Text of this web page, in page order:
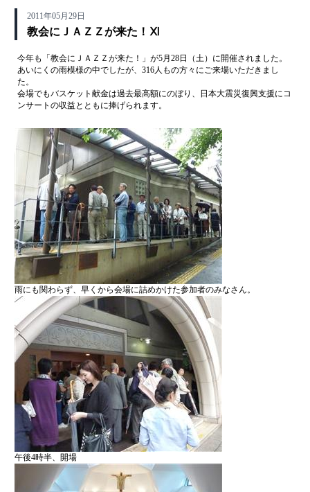
2011年05月29日
教会にＪＡＺＺが来た！Ⅺ
今年も「教会にＪＡＺＺが来た！」が5月28日（土）に開催されました。
あいにくの雨模様の中でしたが、316人もの方々にご来場いただきまし
た。
会場でもバスケット献金は過去最高額にのぼり、日本大震災復興支援にコ
ンサートの収益とともに捧げられます。
雨にも関わらず、早くから会場に詰めかけた参加者のみなさん。
午後4時半、開場